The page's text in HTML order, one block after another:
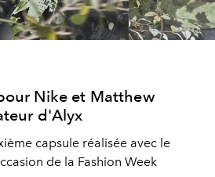
Nike et Matthew
d'Alyx
capsule réalisée avec le
de la Fashion Week